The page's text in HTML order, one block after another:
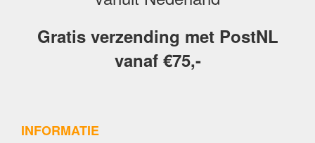
Gratis verzending met PostNL
vanaf €75,-
INFORMATIE